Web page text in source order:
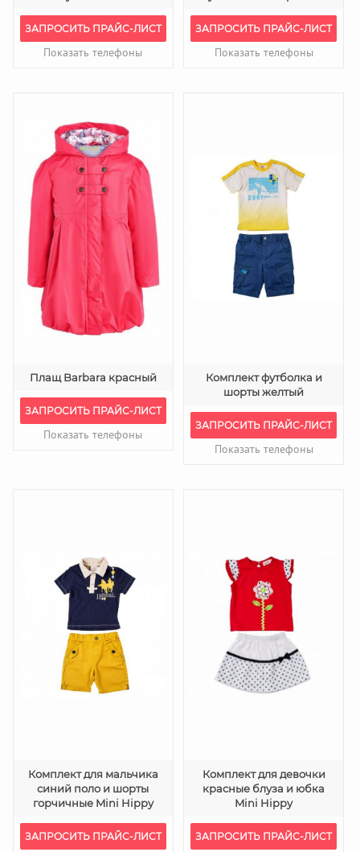
ЗАПРОСИТЬ ПРАЙС-ЛИСТ
Показать телефоны
ЗАПРОСИТЬ ПРАЙС-ЛИСТ
Показать телефоны
Плащ Barbara красный
ЗАПРОСИТЬ ПРАЙС-ЛИСТ
Показать телефоны
Комплект футболка и
шорты желтый
ЗАПРОСИТЬ ПРАЙС-ЛИСТ
Показать телефоны
Комплект для мальчика
синий поло и шорты
горчичные Mini Hippy
ЗАПРОСИТЬ ПРАЙС-ЛИСТ
Комплект для девочки
красные блуза и юбка
Mini Hippy
ЗАПРОСИТЬ ПРАЙС-ЛИСТ